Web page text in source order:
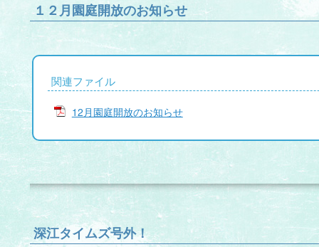
１２月園庭開放のお知らせ
関連ファイル
12月園庭開放のお知らせ
深江タイムズ号外！